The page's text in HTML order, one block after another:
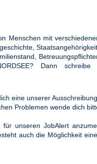
Menschen mit
Dann
eine unserer
Problemen wende dich
unseren JobAlert
auch die Möglichkeit